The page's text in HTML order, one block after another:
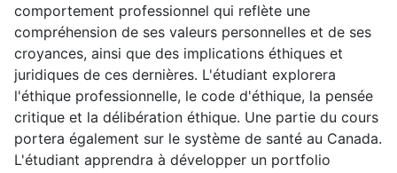
comportement professionnel qui reflète une
compréhension de ses valeurs personnelles et de ses
croyances, ainsi que des implications éthiques et
juridiques de ces dernières. L'étudiant explorera
l'éthique professionnelle, le code d'éthique, la pensée
critique et la délibération éthique. Une partie du cours
portera également sur le système de santé au Canada.
L'étudiant apprendra à développer un portfolio